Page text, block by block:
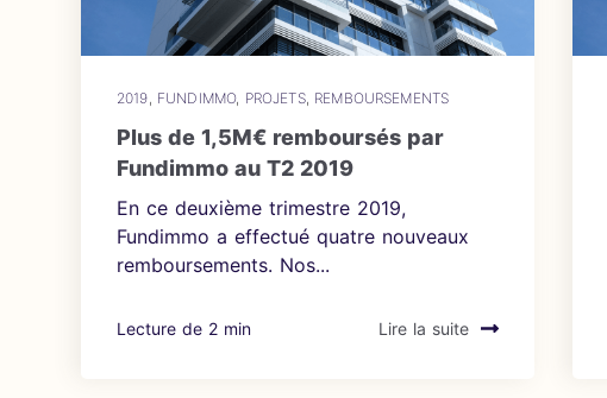
2019, FUNDIMMO, PROJETS, REMBOURSEMENTS
Plus de 1,5M€ remboursés par
Fundimmo au T2 2019
En ce deuxième trimestre 2019,
Fundimmo a effectué quatre nouveaux
remboursements. Nos...
Lecture de 2 min Lire la suite